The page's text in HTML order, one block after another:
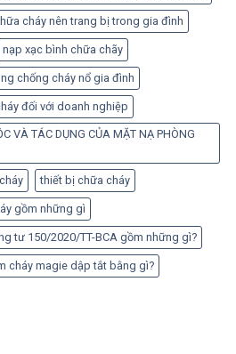
cháy nên trang bị trong gia đình
nạp xạc bình chữa chãy
chống cháy nổ gia đình
đối với doanh nghiệp
VÀ TÁC DỤNG CỦA MẶT NẠ PHÒNG
thiết bị chữa cháy
gồm những gì
tư 150/2020/TT-BCA gồm những gì?
cháy magie dập tắt bằng gì?